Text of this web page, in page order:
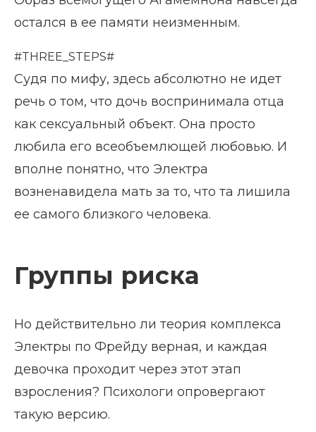
остался в ее памяти неизменным.
#THREE_STEPS#
Судя по мифу, здесь абсолютно не идет
речь о том, что дочь воспринимала отца
как сексуальный объект. Она просто
любила его всеобъемлющей любовью. И
вполне понятно, что Электра
возненавидела мать за то, что та лишила
ее самого близкого человека.
Группы риска
Но действительно ли теория комплекса
Электры по Фрейду верная, и каждая
девочка проходит через этот этап
взросления? Психологи опровергают
такую версию.